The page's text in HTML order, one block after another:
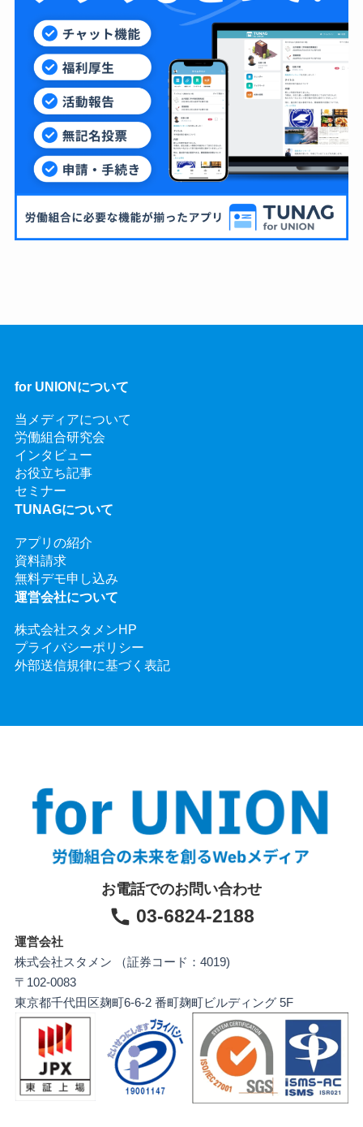
for UNIONについて
当メディアについて
労働組合研究会
インタビュー
お役立ち記事
セミナー
TUNAGについて
アプリの紹介
資料請求
無料デモ申し込み
運営会社について
株式会社スタメンHP
プライバシーポリシー
外部送信規律に基づく表記
お電話でのお問い合わせ
03-6824-2188
運営会社
株式会社スタメン （証券コード：4019)
〒102-0083
東京都千代田区麹町6-6-2 番町麹町ビルディング 5F